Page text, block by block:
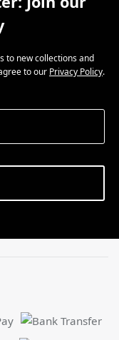
to new collections and
to our Privacy Policy.